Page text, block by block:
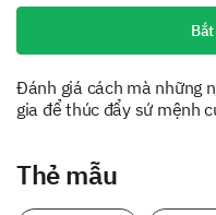
Đánh giá cách mà những
gia để thúc đẩy sứ mệnh
Thẻ mẫu